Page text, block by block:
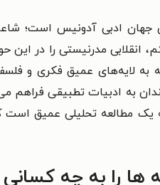
جهان ادبی آدونیس است؛
مدرنیستی را در این
لایه‌های عمیق فکری و
به ادبیات تطبیقی
مطالعه تحلیلی عمیق است
ها را به چه